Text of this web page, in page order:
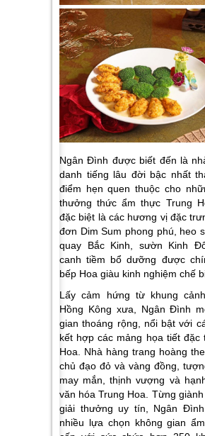
Ngân Đình được biết đến là
danh tiếng lâu đời bậc nhất
điểm hẹn quen thuộc cho
thưởng thức ẩm thực Trung
đặc biệt là các hương vị đặc
đơn Dim Sum phong phú, heo
quay Bắc Kinh, sườn Kinh
canh tiềm bổ dưỡng được
bếp Hoa giàu kinh nghiệm chế
Lấy cảm hứng từ khung
Hồng Kông xưa, Ngân Đình
gian thoáng rộng, nổi bật với
kết hợp các mảng họa tiết đặc
Hoa. Nhà hàng trang hoàng
chủ đạo đỏ và vàng đồng,
may mắn, thịnh vượng và
văn hóa Trung Hoa. Từng
giải thưởng uy tín, Ngân
nhiều lựa chọn không gian